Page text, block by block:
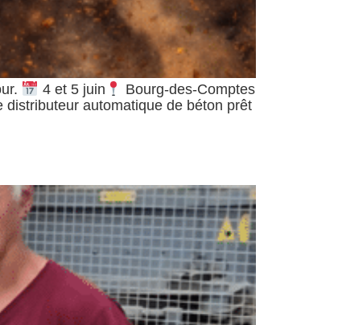
4 et 5 juin
Bourg-des-Comptes
distributeur automatique de béton prêt